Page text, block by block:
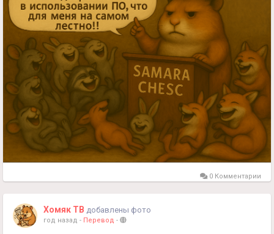
0 Комментарии
Хомяк ТВ добавлены фото
год назад - Перевод -